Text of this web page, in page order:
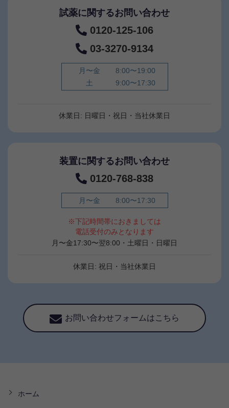
試薬に関するお問い合わせ
0120-125-106
03-3270-9134
月〜金
8:00〜19:00
土
9:00〜17:30
休業日: 日曜日・祝日・当社休業日
装置に関するお問い合わせ
0120-768-838
月〜金 8:00〜17:30
※下記時間帯におきましては
電話受付のみとなります
月〜金17:30〜翌8:00・土曜日・日曜日
休業日: 祝日・当社休業日
お問い合わせフォームはこちら
ホーム